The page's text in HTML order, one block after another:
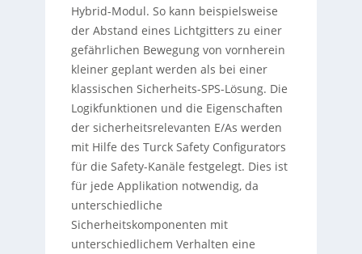
Hybrid-Modul. So kann beispielsweise
der Abstand eines Lichtgitters zu einer
gefährlichen Bewegung von vornherein
kleiner geplant werden als bei einer
klassischen Sicherheits-SPS-Lösung. Die
Logikfunktionen und die Eigenschaften
der sicherheitsrelevanten E/As werden
mit Hilfe des Turck Safety Configurators
für die Safety-Kanäle festgelegt. Dies ist
für jede Applikation notwendig, da
unterschiedliche
Sicherheitskomponenten mit
unterschiedlichem Verhalten eine